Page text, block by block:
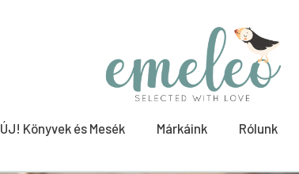
ÚJ! Könyvek és Mesék Márkáink Rólunk